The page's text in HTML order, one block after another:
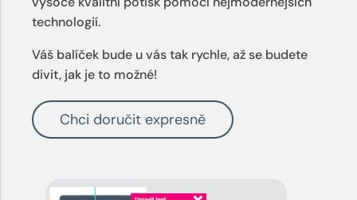
technologií.
Váš balíček bude u vás tak rychle, až se budete
divit, jak je to možné!
Chci doručit expresně